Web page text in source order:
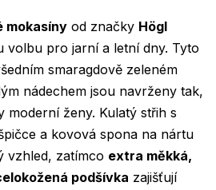
mokasíny od značky Högl
volbu pro jarní a letní dny. Tyto
smaragdově zeleném
nádechem jsou navrženy tak,
moderní ženy. Kulatý střih s
a kovová spona na nártu
vzhled, zatímco extra měkká,
podšívka zajišťují